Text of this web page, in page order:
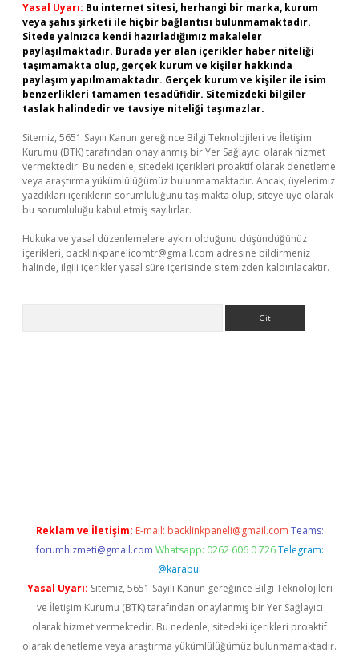
Yasal Uyarı: Bu internet sitesi, herhangi bir marka, kurum
veya şahıs şirketi ile hiçbir bağlantısı bulunmamaktadır.
Sitede yalnızca kendi hazırladığımız makaleler
paylaşılmaktadır. Burada yer alan içerikler haber niteliği
taşımamakta olup, gerçek kurum ve kişiler hakkında
paylaşım yapılmamaktadır. Gerçek kurum ve kişiler ile isim
benzerlikleri tamamen tesadüfidir. Sitemizdeki bilgiler
taslak halindedir ve tavsiye niteliği taşımazlar.
Sitemiz, 5651 Sayılı Kanun gereğince Bilgi Teknolojileri ve İletişim
Kurumu (BTK) tarafından onaylanmış bir Yer Sağlayıcı olarak hizmet
vermektedir. Bu nedenle, sitedeki içerikleri proaktif olarak denetleme
veya araştırma yükümlülüğümüz bulunmamaktadır. Ancak, üyelerimiz
yazdıkları içeriklerin sorumluluğunu taşımakta olup, siteye üye olarak
bu sorumluluğu kabul etmiş sayılırlar.
Hukuka ve yasal düzenlemelere aykırı olduğunu düşündüğünüz
içerikleri, backlinkpanelicomtr@gmail.com adresine bildirmeniz
halinde, ilgili içerikler yasal süre içerisinde sitemizden kaldırılacaktır.
Reklam ve İletişim: E-mail: backlinkpaneli@gmail.com Teams:
forumhizmeti@gmail.com Whatsapp: 0262 606 0 726 Telegram:
@karabul
Yasal Uyarı: Sitemiz, 5651 Sayılı Kanun gereğince Bilgi Teknolojileri
ve İletişim Kurumu (BTK) tarafından onaylanmış bir Yer Sağlayıcı
olarak hizmet vermektedir. Bu nedenle, sitedeki içerikleri proaktif
olarak denetleme veya araştırma yükümlülüğümüz bulunmamaktadır.